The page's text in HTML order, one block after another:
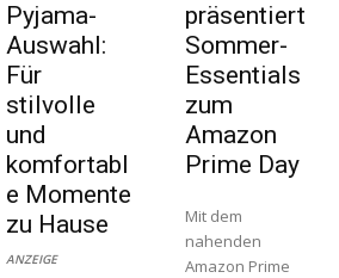
Pyjama-
Auswahl:
Für
stilvolle
und
komfortabl
e Momente
zu Hause
ANZEIGE
präsentiert
Sommer-
Essentials
zum
Amazon
Prime Day
Mit dem
nahenden
Amazon Prime